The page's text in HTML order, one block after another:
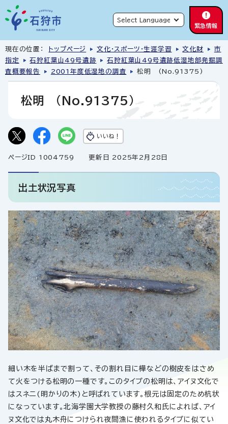
緊急情報
現在の位置： トップページ 文化・スポーツ・生涯学習 文化財
市
指定
石狩紅葉山49号遺跡
石狩紅葉山49号遺跡低湿地部発掘調
査概要報告
2001年度低湿地の調査 松明 (No.91375)
松明 (No.91375)
いいね！
ページID 1004759 更新日 2025年2月28日
出土状況写真
細い木を半ばまで割って、その割れ目に樺などの樹皮をはさめ
て火をつける松明の一種です。このタイプの松明は、アイヌ文化で
はスネニ(明かりの木)と呼ばれています。根元は固定のため杭状
になっています。北海学園大学教授の藤村久和氏によれば、アイ
ヌ文化では丸木舟につけられ夜間漁に使われるタイプに似てい